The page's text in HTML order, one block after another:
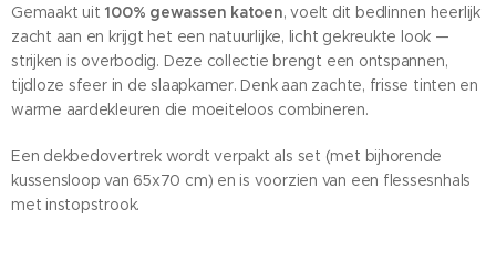
Gemaakt uit 100% gewassen katoen, voelt dit bedlinnen heerlijk
zacht aan en krijgt het een natuurlijke, licht gekreukte look —
strijken is overbodig. Deze collectie brengt een ontspannen,
tijdloze sfeer in de slaapkamer. Denk aan zachte, frisse tinten en
warme aardekleuren die moeiteloos combineren.
Een dekbedovertrek wordt verpakt als set (met bijhorende
kussensloop van 65x70 cm) en is voorzien van een flessesnhals
met instopstrook.